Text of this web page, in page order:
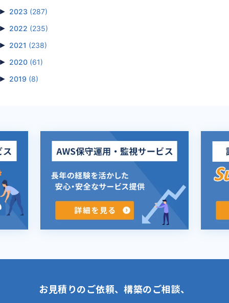
2023 (287)
2022 (235)
2021 (238)
2020 (61)
2019 (8)
お見積りのご依頼、構築のご相談、